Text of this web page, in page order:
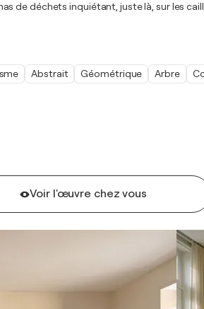
Voir l'œuvre chez vous
de déchets inquiétant, juste là, sur les
Abstrait Géométrique Arbre